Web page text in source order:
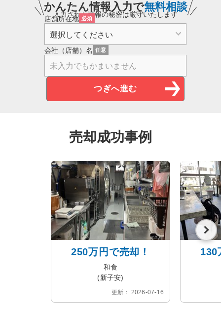
かんたん情報入力で無料相談
入力された情報の秘密は厳守いたします
店舗所在地 必須
会社（店舗）名 任意
売却成功事例
250万円で売却！
和食
(新子安)
更新： 2026-07-16
130